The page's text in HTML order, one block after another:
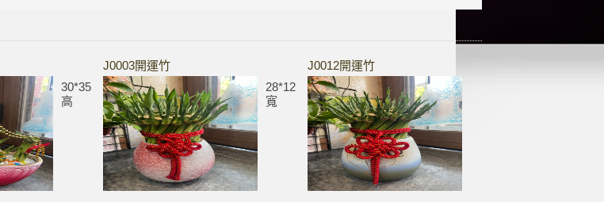
30*35
高
J0003開運竹
28*12
寬
J0012開運竹